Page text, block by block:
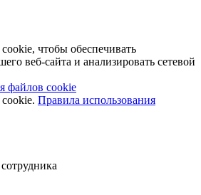
чтобы обеспечивать
веб-сайта и анализировать сетевой
файлов cookie
Правила использования